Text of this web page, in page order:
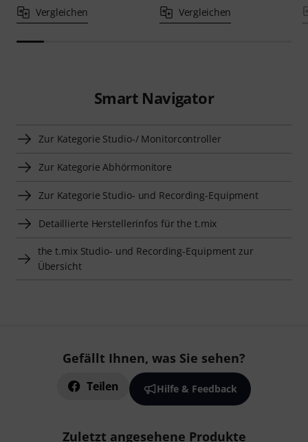
Vergleichen Vergleichen
Smart Navigator
Zur Kategorie Studio-/ Monitorcontroller
Zur Kategorie Abhörmonitore
Zur Kategorie Studio- und Recording-Equipment
Detaillierte Herstellerinfos für the t.mix
the t.mix Studio- und Recording-Equipment zur
Übersicht
Gefällt Ihnen, was Sie sehen?
Teilen Hilfe & Feedback
Zuletzt angesehene Produkte